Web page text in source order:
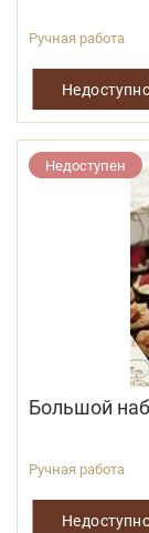
Ручная работа
Недоступен
Большой
Ручная работа